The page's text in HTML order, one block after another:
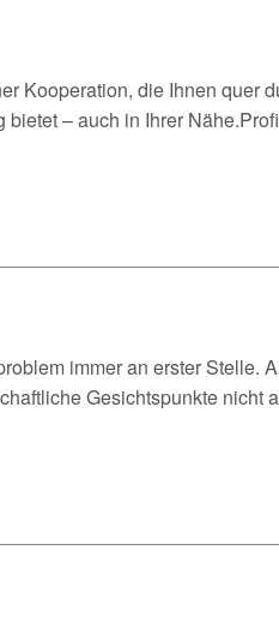
Kooperation, die Ihnen quer
– auch in Ihrer
immer an erster Stelle.
Gesichtspunkte nicht